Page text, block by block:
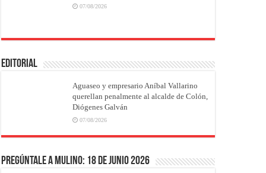
07/08/2026
EDITORIAL
Aguaseo y empresario Aníbal Vallarino
querellan penalmente al alcalde de Colón,
Diógenes Galván
07/08/2026
Pregúntale a Mulino: 18 de junio 2026